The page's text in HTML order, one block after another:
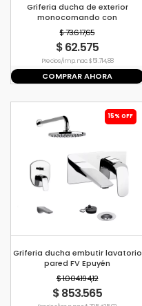
Griferia ducha de exterior
monocomando con
transferencia Hydros Link
$ 73.617,65
$ 62.575
Precio s/imp. nac. $ 51.714,88
COMPRAR AHORA
15% OFF
Griferia ducha embutir lavatorio
pared FV Epuyén
$ 1.004.194,12
$ 853.565